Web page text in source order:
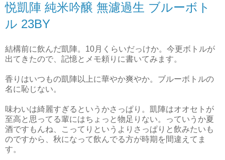
悦凱陣 純米吟醸 無濾過生 ブルーボト
ル 23BY
結構前に飲んだ凱陣。10月くらいだっけか。今更ボトルが
出てきたので、記憶とメモ頼りに書いてみます。
香りはいつもの凱陣以上に華やか爽やか。ブルーボトルの
名に恥じない。
味わいは綺麗すぎるというかさっぱり。凱陣はオオセトが
至高と思ってる輩にはちょっと物足りない。っていうか夏
酒ですもんね、こってりというよりさっぱりと飲みたいも
のですから、秋になって飲んでる方が時期を間違えてま
す。